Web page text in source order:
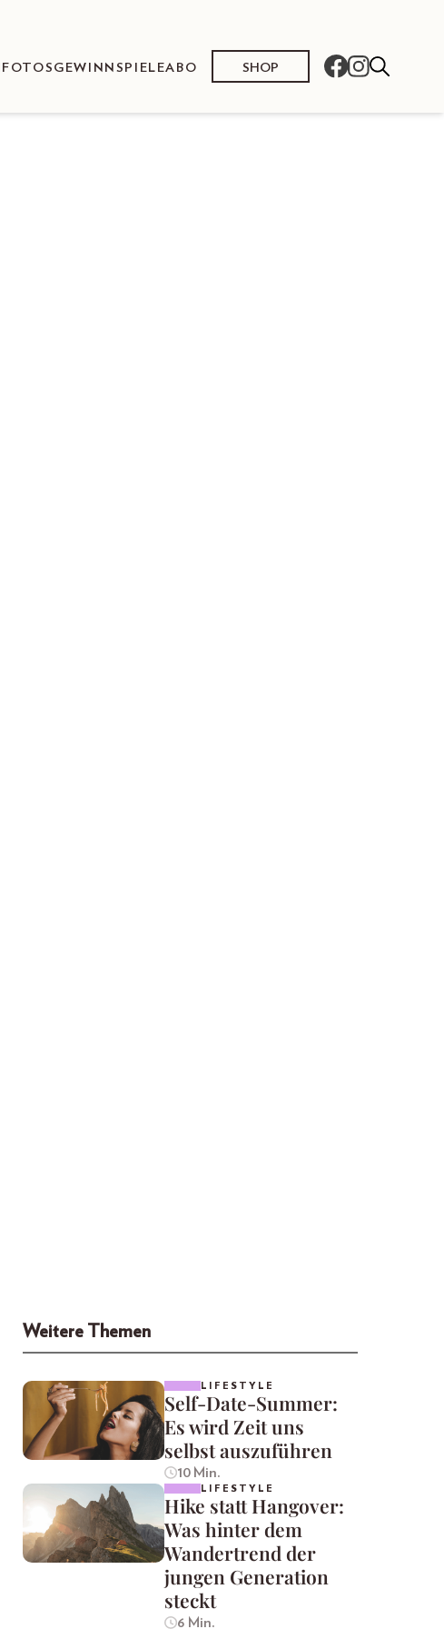
FOTOS GEWINNSPIELEABO SHOP
Weitere Themen
LIFESTYLE
Self-Date-Summer:
Es wird Zeit uns
selbst auszuführen
10 Min.
LIFESTYLE
Hike statt Hangover:
Was hinter dem
Wandertrend der
jungen Generation
steckt
6 Min.